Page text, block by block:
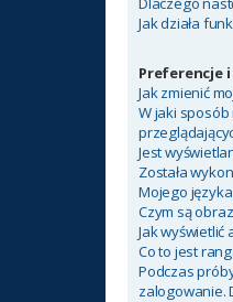
Jak działa
Preferencje
Jak zmienić
W jaki
Jest
Została
Mojego
Czym są
Jak wyświetlić
Co to jest
Podczas
zalogowanie.